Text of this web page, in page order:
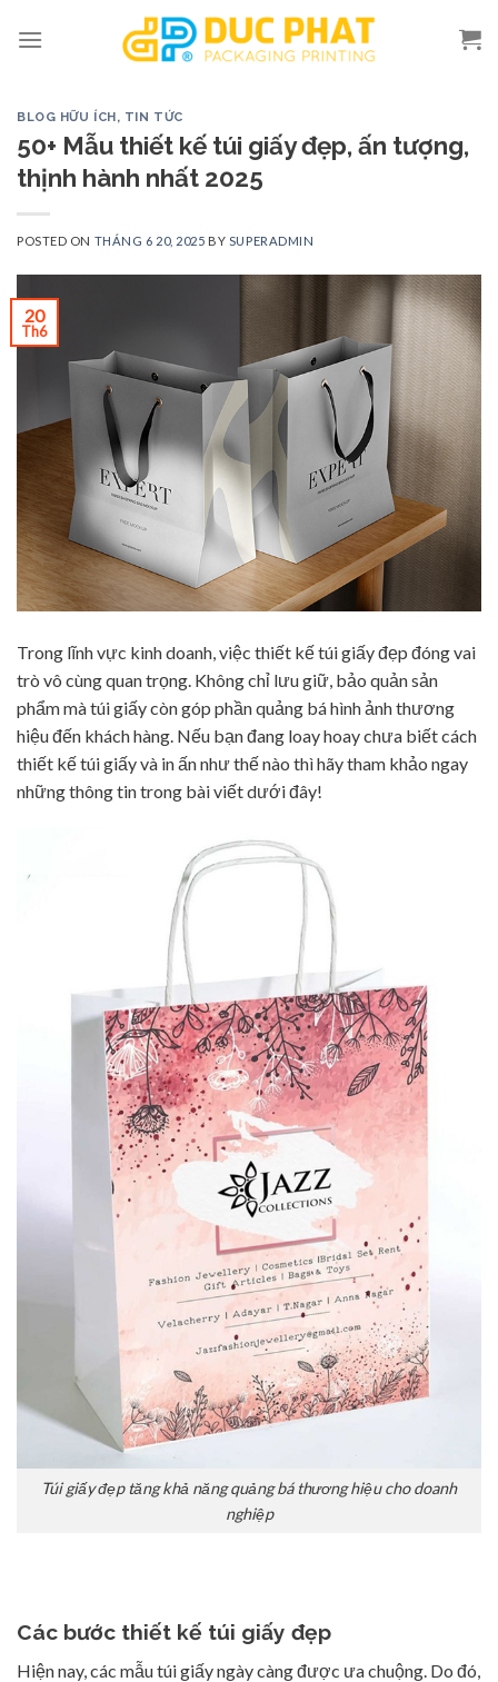
BLOG HỮU ÍCH, TIN TỨC
50+ Mẫu thiết kế túi giấy đẹp, ấn tượng,
thịnh hành nhất 2025
POSTED ON THÁNG 6 20, 2025 BY SUPERADMIN
20
Th6
Trong lĩnh vực kinh doanh, việc thiết kế túi giấy đẹp đóng vai
trò vô cùng quan trọng. Không chỉ lưu giữ, bảo quản sản
phẩm mà túi giấy còn góp phần quảng bá hình ảnh thương
hiệu đến khách hàng. Nếu bạn đang loay hoay chưa biết cách
thiết kế túi giấy và in ấn như thế nào thì hãy tham khảo ngay
những thông tin trong bài viết dưới đây!
Túi giấy đẹp tăng khả năng quảng bá thương hiệu cho doanh
nghiệp
Các bước thiết kế túi giấy đẹp
Hiện nay, các mẫu túi giấy ngày càng được ưa chuộng. Do đó,